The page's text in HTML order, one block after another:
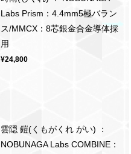
Labs Prism：4.4mm5極バラン
ス/MMCX：8芯銀金合金導体採
用
¥24,800
雲隠 鎧(くもがくれ がい) ：
NOBUNAGA Labs COMBINE：